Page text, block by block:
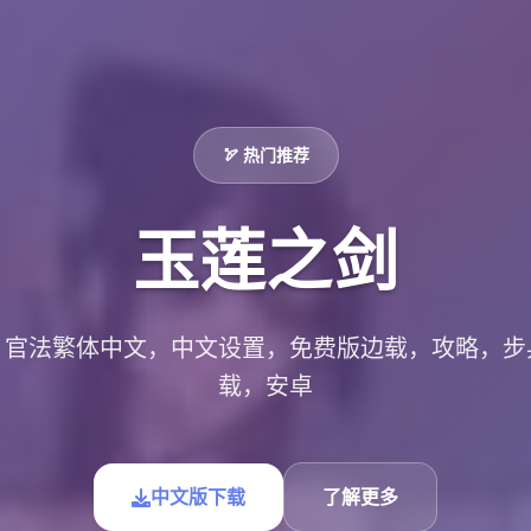
🏹 热门推荐
玉莲之剑
法繁体中文，中文设置，免费版边载，攻略，
载，安卓
中文版下载 了解更多